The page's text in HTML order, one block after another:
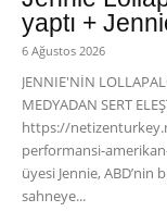
yaptı +
6 Ağustos 2026
JENNIE'NİN
MEDYADAN SERT
https://
performansi-
üyesi Jennie,
sahneye...